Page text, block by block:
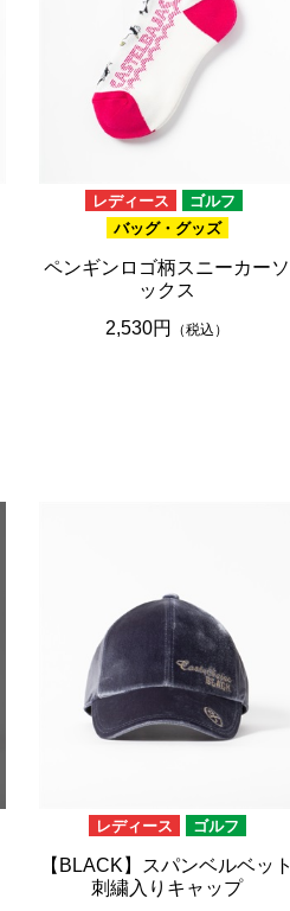
レディース
ゴルフ
バッグ・グッズ
ペンギンロゴ柄スニーカーソ
ックス
2,530円
（税込）
レディース ゴルフ
【BLACK】スパンベルベット
刺繍入りキャップ